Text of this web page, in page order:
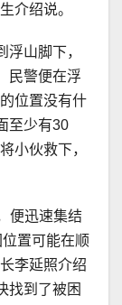
介绍说。
山脚下，
民警便在浮
位置没有什
至少有30
小伙救下，
便迅速集结
置可能在顺
李延照介绍
找到了被困